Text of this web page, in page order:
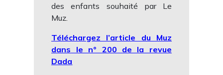
des enfants souhaité par Le
Muz.
Téléchargez l’article du Muz
dans le n° 200 de la revue
Dada